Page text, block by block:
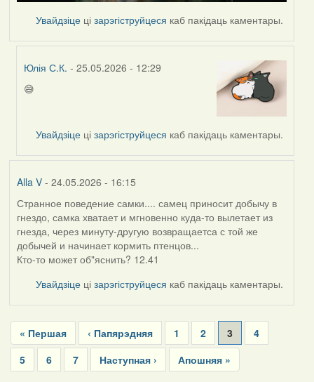
Увайдзіце цізарэгіструйцеся каб пакідаць каментары.
Юлія С.К. - 25.05.2026 - 12:29
In
nasta
😅
Увайдзіце цізарэгіструйцеся каб пакідаць каментары.
Alla V- 24.05.2026 - 16:15
Странное поведение самки.... самец приносит добычу в
гнездо, самка хватает и мгновенно куда-то вылетает из
гнезда, через минуту-другую возвращаетса с той же
добычей и начинает кормить птенцов...
Кто-то может об"яснить? 12.41
Увайдзіце цізарэгіструйцеся каб пакідаць каментары.
Pagination
First
page
« Першая
Previous
page
‹ Папярэдняя Page
1 Page
2
Current
page
3 Page
4
Page
5 Page
6 Page
7
Next
page
Наступная ›
Last
page
Апошняя »